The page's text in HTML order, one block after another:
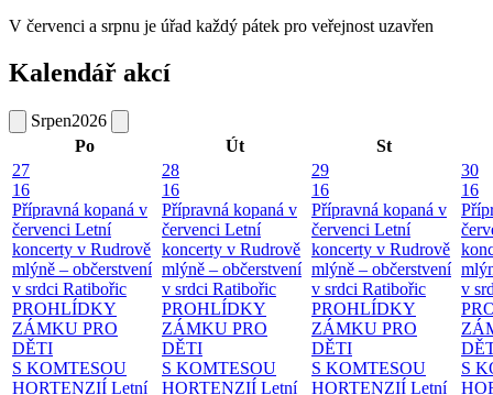
V červenci a srpnu je úřad každý pátek pro veřejnost uzavřen
Kalendář akcí
Srpen2026
Po
Út
St
27
16
Přípravná kopaná v
červenci Letní
koncerty v Rudrově
mlýně – občerstvení
v srdci Ratibořic
PROHLÍDKY
ZÁMKU PRO
DĚTI
S KOMTESOU
HORTENZIÍ Letní
28
16
Přípravná kopaná v
červenci Letní
koncerty v Rudrově
mlýně – občerstvení
v srdci Ratibořic
PROHLÍDKY
ZÁMKU PRO
DĚTI
S KOMTESOU
HORTENZIÍ Letní
29
16
Přípravná kopaná v
červenci Letní
koncerty v Rudrově
mlýně – občerstvení
v srdci Ratibořic
PROHLÍDKY
ZÁMKU PRO
DĚTI
S KOMTESOU
HORTENZIÍ Letní
30
16
v
S